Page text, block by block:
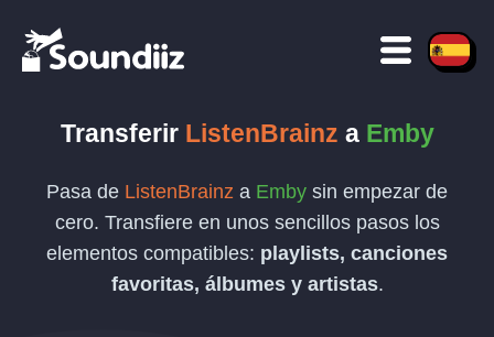
Transferir ListenBrainz a Emby
Pasa de ListenBrainz a Emby sin empezar de
cero. Transfiere en unos sencillos pasos los
elementos compatibles: playlists, canciones
favoritas, álbumes y artistas.